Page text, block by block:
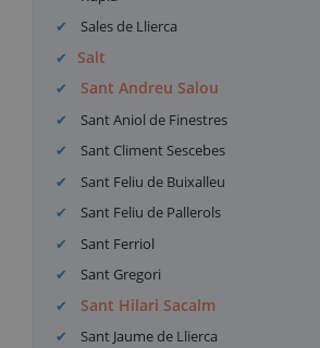
Sales de Llierca
Salt
Sant Andreu Salou
Sant Aniol de Finestres
Sant Climent Sescebes
Sant Feliu de Buixalleu
Sant Feliu de Pallerols
Sant Ferriol
Sant Gregori
Sant Hilari Sacalm
Sant Jaume de Llierca